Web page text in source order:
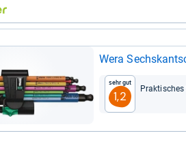
Wera
Sehr gut
1,2